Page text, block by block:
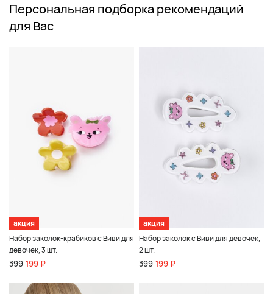
Персональная подборка рекомендаций
для Вас
акция
Набор заколок-крабиков с Виви для
девочек, 3 шт.
399 199 ₽
акция
Набор заколок с Виви для девочек,
2 шт.
399 199 ₽